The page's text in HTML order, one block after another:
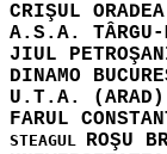
CRIŞUL
A.S.A.
JIUL
DINAMO
U.T.A.
STEAGUL